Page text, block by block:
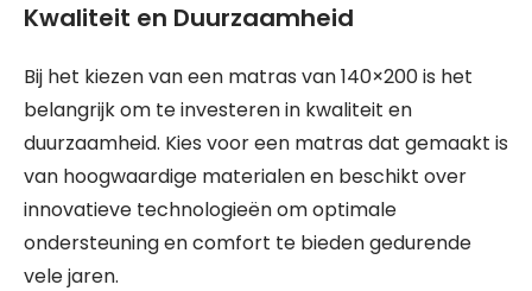
Kwaliteit en Duurzaamheid
Bij het kiezen van een matras van 140×200 is het
belangrijk om te investeren in kwaliteit en
duurzaamheid. Kies voor een matras dat gemaakt is
van hoogwaardige materialen en beschikt over
innovatieve technologieën om optimale
ondersteuning en comfort te bieden gedurende
vele jaren.